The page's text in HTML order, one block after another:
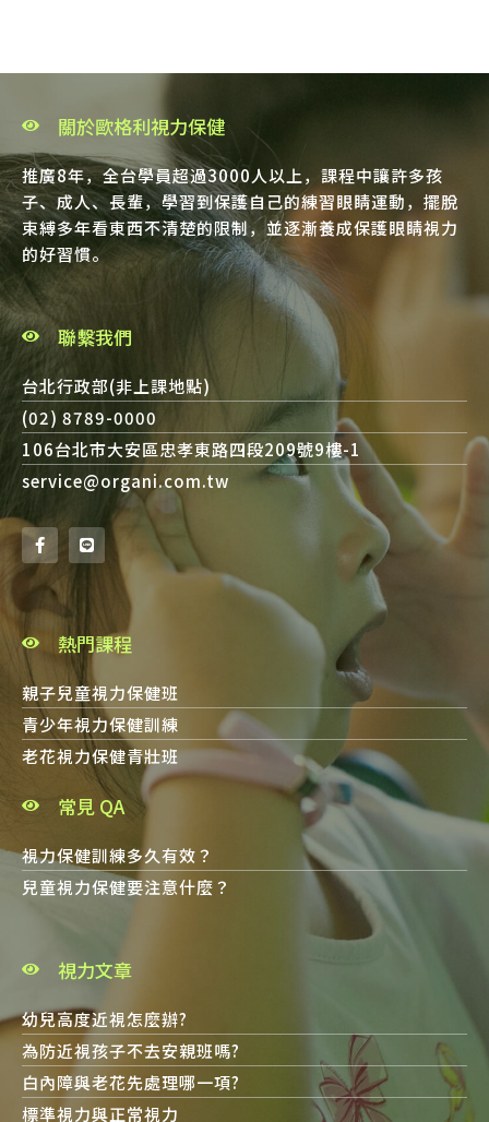
關於歐格利視力保健
推廣8年，全台學員超過3000人以上，課程中讓許多孩
子、成人、長輩，學習到保護自己的練習眼睛運動，擺脫
束縛多年看東西不清楚的限制，並逐漸養成保護眼睛視力
的好習慣。
聯繫我們
台北行政部(非上課地點)
(02) 8789-0000
106台北市大安區忠孝東路四段209號9樓-1
service@organi.com.tw
熱門課程
親子兒童視力保健班
青少年視力保健訓練
老花視力保健青壯班
常見 QA
視力保健訓練多久有效？
兒童視力保健要注意什麼？
視力文章
幼兒高度近視怎麼辦?
為防近視孩子不去安親班嗎?
白內障與老花先處理哪一項?
標準視力與正常視力